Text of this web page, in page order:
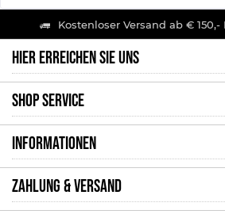
Kostenloser Versand ab €
HIER ERREICHEN SIE UNS
SHOP SERVICE
INFORMATIONEN
ZAHLUNG & VERSAND